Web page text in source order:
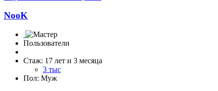
NooK
Пользователи
Стаж: 17 лет и 3 месяца
3 тыс
Пол: Муж